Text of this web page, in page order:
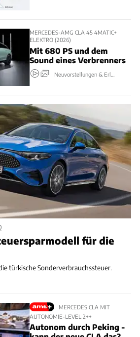
MERCEDES-AMG CLA 45 4MATIC+
ELEKTRO (2026)
Mit 680 PS und dem
Sound eines Verbrenners
Neuvorstellungen & Erlkönige
für die
türkische Sonderverbrauchssteuer.
MERCEDES CLA MIT
AUTONOMIE-LEVEL 2++
Autonom durch Peking -